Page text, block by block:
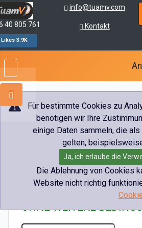
info@tuamv.com
40 805 761 Kontakt
Likes 3.9K
Für bestimmte Cookies zu
benötigen wir Ihre
einige Daten sammeln, die
gelten,
Ja, ich erlaube die
Die Ablehnung von Cookies
Website nicht richtig
Aktuelle Seite: Startseite VIP-
FORDERN SIE EIN
OHNE WEITERE